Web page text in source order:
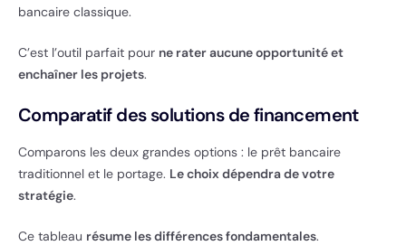
bancaire classique.
C’est l’outil parfait pour ne rater aucune opportunité et
enchaîner les projets.
Comparatif des solutions de financement
Comparons les deux grandes options : le prêt bancaire
traditionnel et le portage. Le choix dépendra de votre
stratégie.
Ce tableau résume les différences fondamentales.